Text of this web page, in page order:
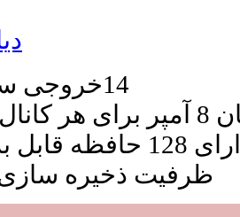
14خروجی
- 220 ولت
حافظه قابل برنامه ریزی
ظرفیت ذخیره سازی 12